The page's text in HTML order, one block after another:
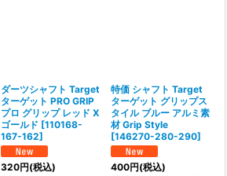
ダーツシャフト Target
ターゲット PRO GRIP
プロ グリップ レッド X
ゴールド [110168-
167-162]
320円(税込)
特価 シャフト Target
ターゲット グリップス
タイル ブルー アルミ素
材 Grip Style
[146270-280-290]
400円(税込)